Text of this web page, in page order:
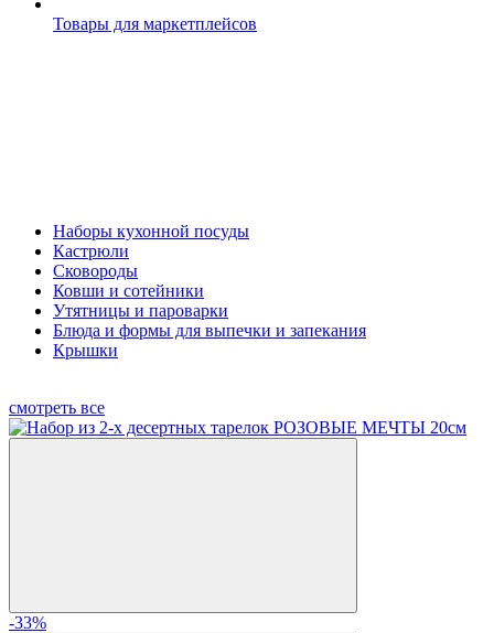
Товары для маркетплейсов
Наборы кухонной посуды
Кастрюли
Сковороды
Ковши и сотейники
Утятницы и пароварки
Блюда и формы для выпечки и запекания
Крышки
смотреть все
-33%